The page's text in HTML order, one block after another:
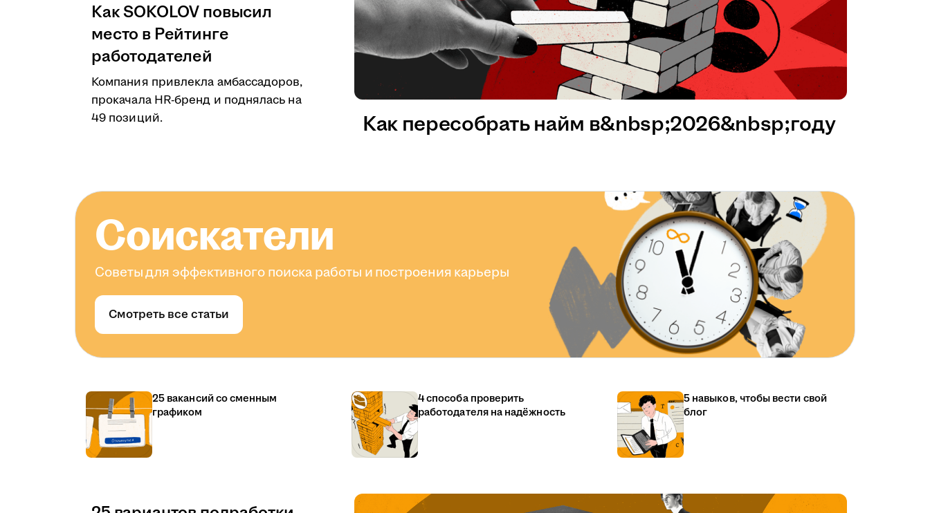
Как SOKOLOV повысил
место в Рейтинге
работодателей
Компания привлекла амбассадоров,
прокачала HR-бренд и поднялась на
49 позиций.
Как пересобрать найм в&nbsp;2026&nbsp;году
Соискатели
Советы для эффективного поиска работы и построения карьеры
Смотреть все статьи
25 вакансий со сменным
графиком
4 способа проверить
работодателя на надёжность
5 навыков, чтобы вести свой
блог